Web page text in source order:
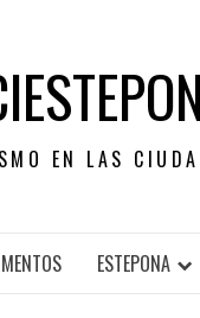
EN LAS
ESTEPONA